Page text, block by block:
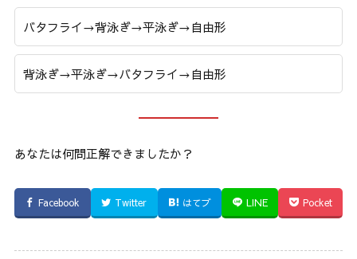
バタフライ→背泳ぎ→平泳ぎ→自由形
背泳ぎ→平泳ぎ→バタフライ→自由形
あなたは何問正解できましたか？
Facebook Twitter はてブ LINE Pocket